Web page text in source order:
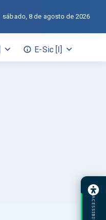
E-Sic [I]
sábado, 8 de agosto de 2026